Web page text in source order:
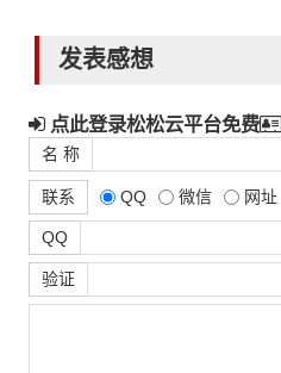
发表感想
点此登录松松云平台免费
名 称
联系 QQ 微信 网址
QQ
验证